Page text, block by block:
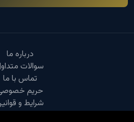
درباره ما
سوالات
تماس با ما
حریم
شرایط و